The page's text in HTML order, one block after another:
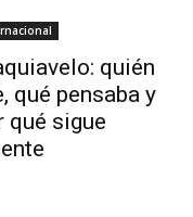
quién
qué pensaba y
qué sigue